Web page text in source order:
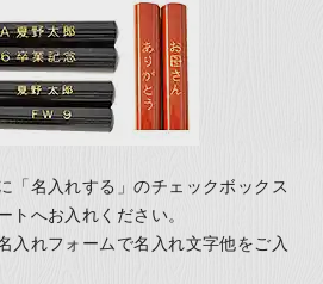
「名入れする」のチェックボックス
トへお入れください。
入れフォームで名入れ文字他をご入